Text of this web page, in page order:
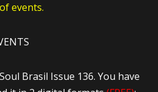
events.
Brasil Issue 136. You have